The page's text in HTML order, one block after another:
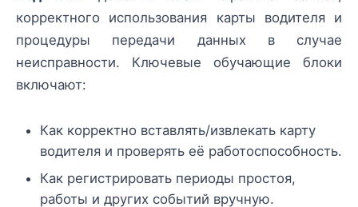
корректного использования карты водителя и
процедуры передачи данных в случае
неисправности. Ключевые обучающие блоки
включают:
Как корректно вставлять/извлекать карту
водителя и проверять её работоспособность.
Как регистрировать периоды простоя,
работы и других событий вручную.